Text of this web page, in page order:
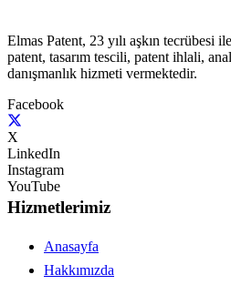
Elmas Patent, 23 yılı aşkın tecrübesi
patent, tasarım tescili, patent ihlali,
danışmanlık hizmeti vermektedir.
Facebook
X
LinkedIn
Instagram
YouTube
Hizmetlerimiz
Anasayfa
Hakkımızda